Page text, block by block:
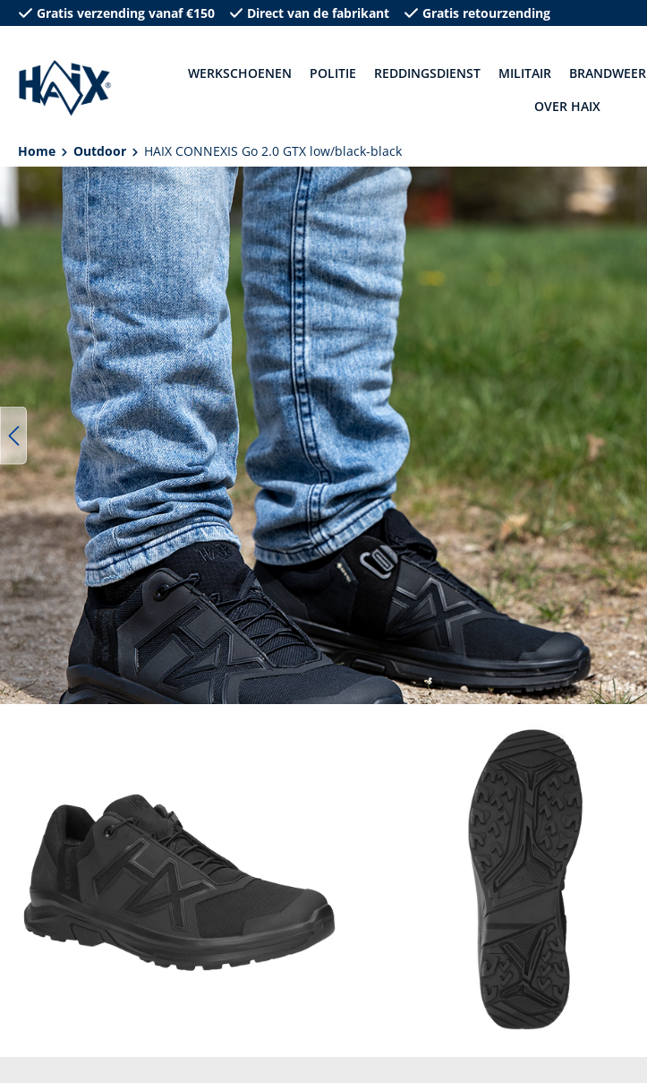
Ga naar de hoofdnavigatie
Gratis verzending vanaf €150 Direct van de fabrikant Gratis retourzending
WERKSCHOENEN POLITIE REDDINGSDIENST MILITAIR BRANDWEER
OVER HAIX
Home Outdoor
HAIX CONNEXIS Go 2.0 GTX low/black-black
Afbeeldingengalerij overslaan